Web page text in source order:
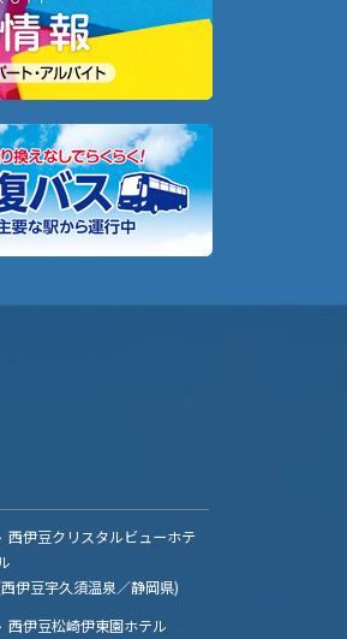
西伊豆クリスタルビューホテ
伊豆宇久須温泉／静岡県)
西伊豆松崎伊東園ホテル